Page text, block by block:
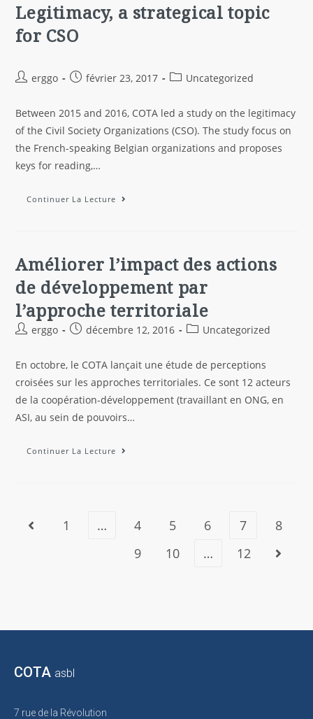
Legitimacy, a strategical topic
for CSO
erggo février 23, 2017 Uncategorized
Between 2015 and 2016, COTA led a study on the legitimacy
of the Civil Society Organizations (CSO). The study focus on
the French-speaking Belgian organizations and proposes
keys for reading,…
Continuer La Lecture
Améliorer l’impact des actions
de développement par
l’approche territoriale
erggo décembre 12, 2016 Uncategorized
En octobre, le COTA lançait une étude de perceptions
croisées sur les approches territoriales. Ce sont 12 acteurs
de la coopération-développement (travaillant en ONG, en
ASI, au sein de pouvoirs…
Continuer La Lecture
1 … 4 5 6 7
8
9
10 … 12
COTA asbl
7 rue de la Révolution